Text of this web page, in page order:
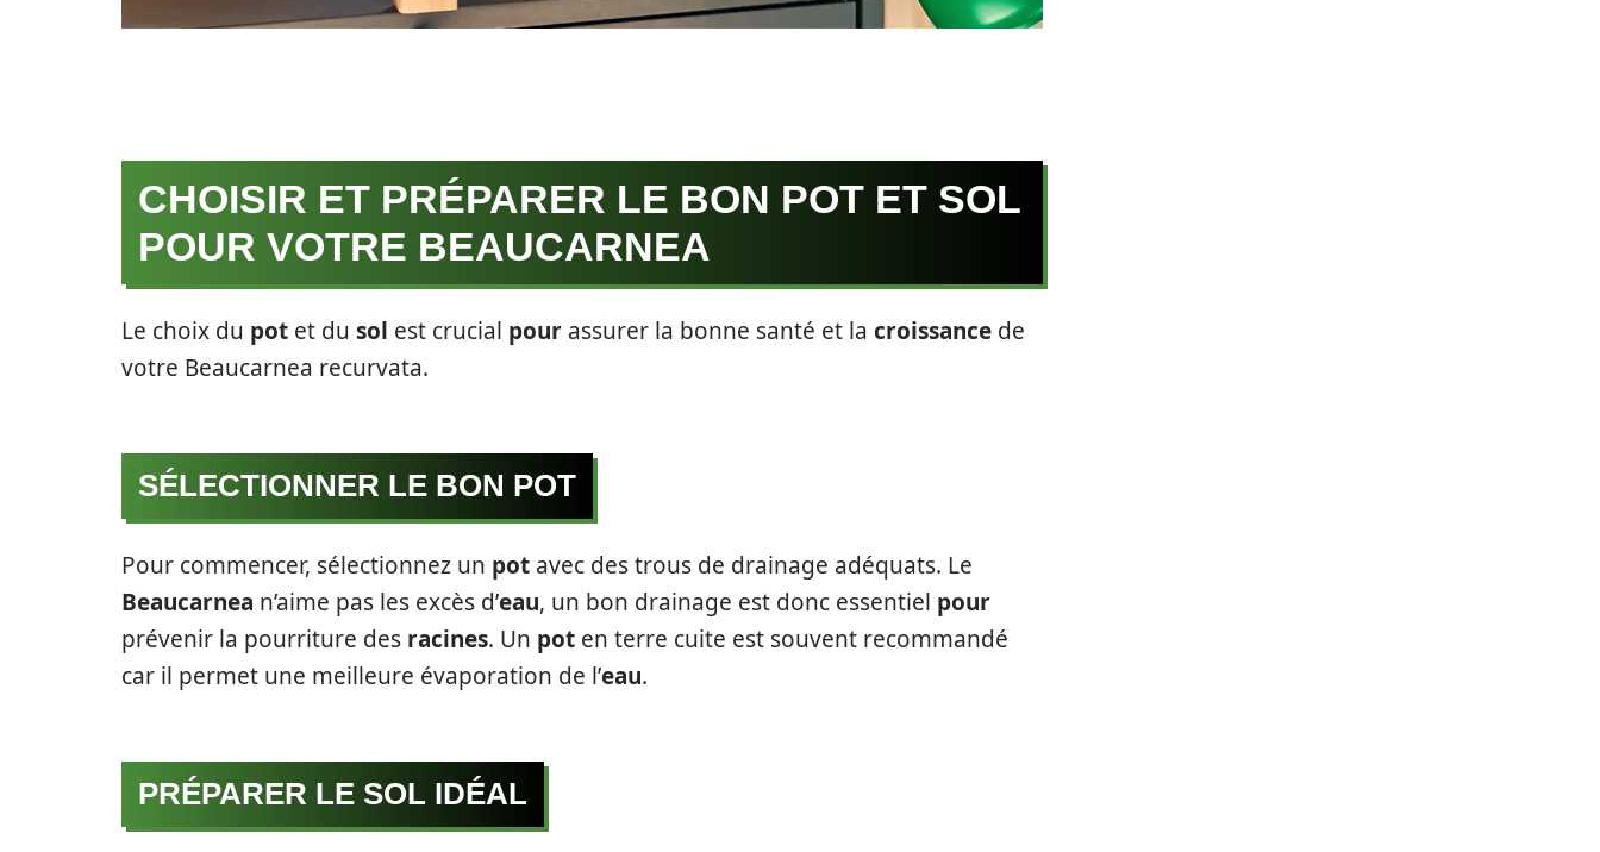
CHOISIR ET PRÉPARER LE BON POT ET SOL
POUR VOTRE BEAUCARNEA
Le choix du pot et du sol est crucial pour assurer la bonne santé et la croissance de
votre Beaucarnea recurvata.
SÉLECTIONNER LE BON POT
Pour commencer, sélectionnez un pot avec des trous de drainage adéquats. Le
Beaucarnea n’aime pas les excès d’eau, un bon drainage est donc essentiel pour
prévenir la pourriture des racines. Un pot en terre cuite est souvent recommandé
car il permet une meilleure évaporation de l’eau.
PRÉPARER LE SOL IDÉAL